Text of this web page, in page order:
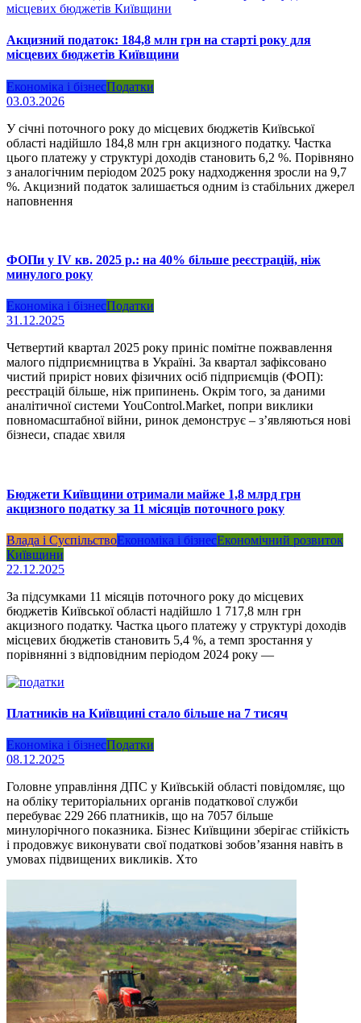
Акцизний податок: 184,8 млн грн на старті року для
місцевих бюджетів Київщини
Економіка і бізнесПодатки
03.03.2026
У січні поточного року до місцевих бюджетів Київської
області надійшло 184,8 млн грн акцизного податку. Частка
цього платежу у структурі доходів становить 6,2 %. Порівняно
з аналогічним періодом 2025 року надходження зросли на 9,7
%. Акцизний податок залишається одним із стабільних джерел
наповнення
ФОПи у IV кв. 2025 р.: на 40% більше реєстрацій, ніж
минулого року
Економіка і бізнесПодатки
31.12.2025
Четвертий квартал 2025 року приніс помітне пожвавлення
малого підприємництва в Україні. За квартал зафіксовано
чистий приріст нових фізичних осіб підприємців (ФОП):
реєстрацій більше, ніж припинень. Окрім того, за даними
аналітичної системи YouControl.Market, попри виклики
повномасштабної війни, ринок демонструє – з’являються нові
бізнеси, спадає хвиля
Бюджети Київщини отримали майже 1,8 млрд грн
акцизного податку за 11 місяців поточного року
Влада і СуспільствоЕкономіка і бізнесЕкономічний розвиток
Київщини
22.12.2025
За підсумками 11 місяців поточного року до місцевих
бюджетів Київської області надійшло 1 717,8 млн грн
акцизного податку. Частка цього платежу у структурі доходів
місцевих бюджетів становить 5,4 %, а темп зростання у
порівнянні з відповідним періодом 2024 року —
Платників на Київщині стало більше на 7 тисяч
Економіка і бізнесПодатки
08.12.2025
Головне управління ДПС у Київській області повідомляє, що
на обліку територіальних органів податкової служби
перебуває 229 266 платників, що на 7057 більше
минулорічного показника. Бізнес Київщини зберігає стійкість
і продовжує виконувати свої податкові зобов’язання навіть в
умовах підвищених викликів. Хто